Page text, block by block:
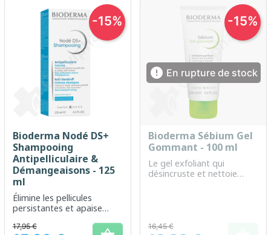
Bioderma Nodé DS+
Shampooing
Antipelliculaire &
Démangeaisons - 125
ml
Élimine les pellicules
persistantes et apaise
démangeaisons du cuir
17,95 €
-15%
 En rupture de stock
Bioderma Sébium Gel
Gommant - 100 ml
Le gel exfoliant qui
désincruste et nettoie
16,45 €
-15%